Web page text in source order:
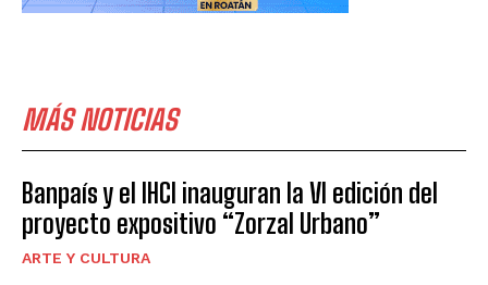
MÁS NOTICIAS
Banpaís y el IHCI inauguran la VI edición del
proyecto expositivo “Zorzal Urbano”
ARTE Y CULTURA